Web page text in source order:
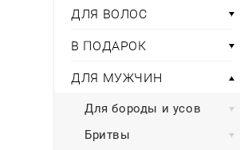
Для детей
Здоровье
Самыйширокий ассортимент
ДЛЯ ВОЛОС
В ПОДАРОК
ДЛЯ МУЖЧИН
Для бороды и усов
Бритвы